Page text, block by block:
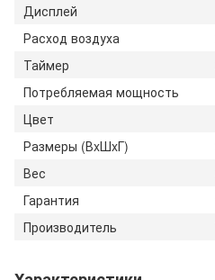
Дисплей
Расход воздуха
Таймер
Потребляемая мощность
Цвет
Размеры (ВxШxГ)
Вес
Гарантия
Производитель